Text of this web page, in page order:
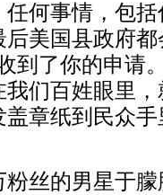
何事情，包
美国县政府
到了你的申请
们百姓眼里
章纸到民众
粉丝的男星于朦